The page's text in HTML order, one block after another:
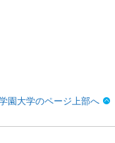
園大学のページ上部へ